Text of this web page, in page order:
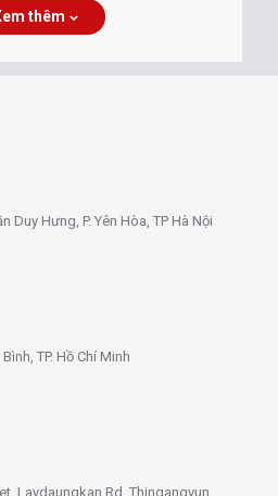
thêm
Duy Hưng, P. Yên Hòa, TP Hà Nội
TP. Hồ Chí Minh
Laydaungkan Rd, Thingangyun